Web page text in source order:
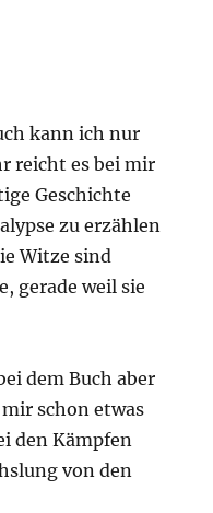
kann ich nur
reicht es bei mir
Geschichte
zu erzählen
Witze sind
gerade weil sie
dem Buch aber
schon etwas
den Kämpfen
von den